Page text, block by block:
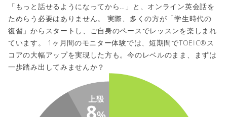
「もっと話せるようになってから…」と、オンライン英会話を
ためらう必要はありません。 実際、多くの方が「学生時代の
復習」からスタートし、ご自身のペースでレッスンを楽しまれ
ています。 1ヶ月間のモニター体験では、短期間でTOEIC®ス
コアの大幅アップを実現した方も。今のレベルのまま、まずは
一歩踏み出してみませんか？